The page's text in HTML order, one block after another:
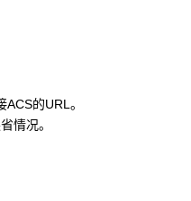
的URL。
情况。